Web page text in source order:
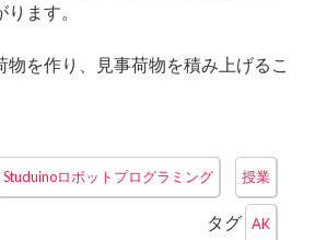
ます。
物を作り、見事荷物を積み上げるこ
Studuinoロボットプログラミング 授業
タグ AK